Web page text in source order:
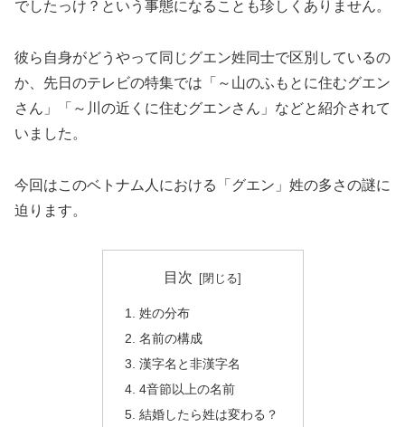
でしたっけ？という事態になることも珍しくありません。
彼ら自身がどうやって同じグエン姓同士で区別しているの
か、先日のテレビの特集では「～山のふもとに住むグエン
さん」「～川の近くに住むグエンさん」などと紹介されて
いました。
今回はこのベトナム人における「グエン」姓の多さの謎に
迫ります。
目次
姓の分布
名前の構成
漢字名と非漢字名
4音節以上の名前
結婚したら姓は変わる？